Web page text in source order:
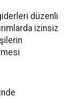
düzenli
izinsiz